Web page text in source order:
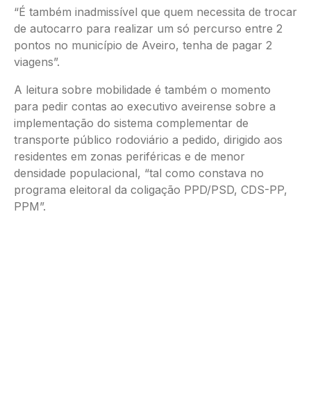
“É também inadmissível que quem necessita de trocar
de autocarro para realizar um só percurso entre 2
pontos no município de Aveiro, tenha de pagar 2
viagens”.
A leitura sobre mobilidade é também o momento
para pedir contas ao executivo aveirense sobre a
implementação do sistema complementar de
transporte público rodoviário a pedido, dirigido aos
residentes em zonas periféricas e de menor
densidade populacional, “tal como constava no
programa eleitoral da coligação PPD/PSD, CDS-PP,
PPM”.